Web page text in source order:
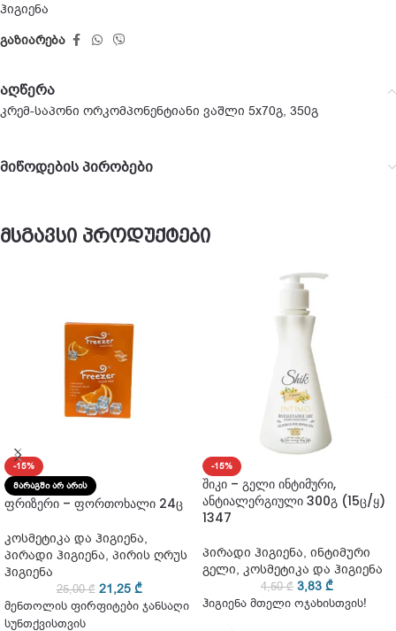
ჰიგიენა
გაზიარება
აღწერა
კრემ-საპონი ორკომპონენტიანი ვაშლი 5х70გ, 350გ
მიწოდების პირობები
მსგავსი პროდუქტები
-15%
ᲛᲐᲠᲐᲒᲨᲘ ᲐᲠ ᲐᲠᲘᲡ
ფრიზერი – ფორთოხალი 24ც
კოსმეტიკა და ჰიგიენა,
პირადი ჰიგიენა, პირის ღრუს
ჰიგიენა
25,00₾ 21,25 ₾
მენთოლის ფირფიტები ჯანსაღი
სუნთქვისთვის
-15%
შიკი – გელი ინტიმური,
ანტიალერგიული 300გ (15ც/ყ)
1347
პირადი ჰიგიენა, ინტიმური
გელი, კოსმეტიკა და ჰიგიენა
4,50₾ 3,83 ₾
ჰიგიენა მთელი ოჯახისთვის!